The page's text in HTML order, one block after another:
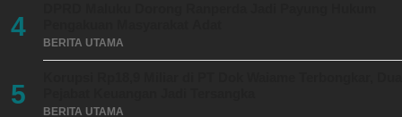
4
BERITA UTAMA
5
BERITA UTAMA